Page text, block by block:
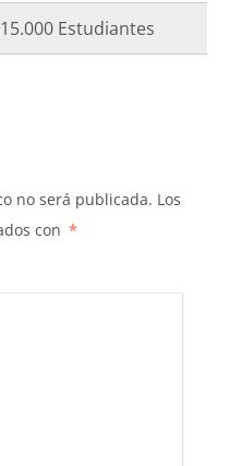
Estudiantes
no será publicada. Los
con *